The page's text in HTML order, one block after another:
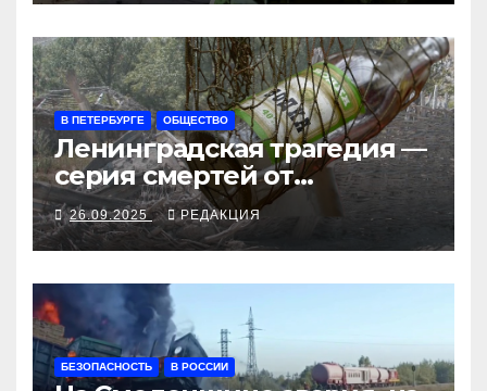
В ПЕТЕРБУРГЕ ОБЩЕСТВО
Ленинградская трагедия —
серия смертей от
алкосуррогата
26.09.2025 РЕДАКЦИЯ
БЕЗОПАСНОСТЬ В РОССИИ